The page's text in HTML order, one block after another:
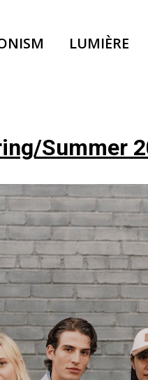
LUMIÈRE
Summer